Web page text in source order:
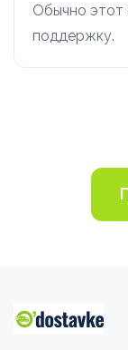
Обычно этот
поддержку.